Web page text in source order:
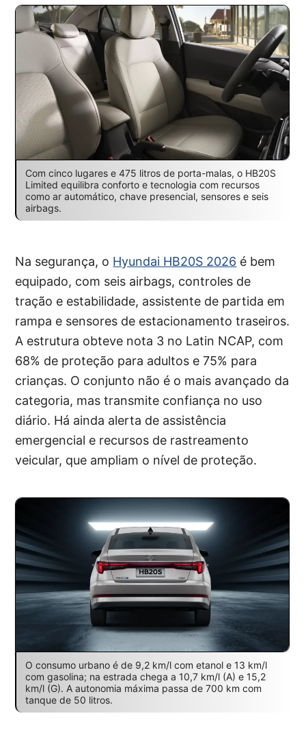
Com cinco lugares e 475 litros de porta-malas, o HB20S
Limited equilibra conforto e tecnologia com recursos
como ar automático, chave presencial, sensores e seis
airbags.
Na segurança, o Hyundai HB20S 2026 é bem
equipado, com seis airbags, controles de
tração e estabilidade, assistente de partida em
rampa e sensores de estacionamento traseiros.
A estrutura obteve nota 3 no Latin NCAP, com
68% de proteção para adultos e 75% para
crianças. O conjunto não é o mais avançado da
categoria, mas transmite confiança no uso
diário. Há ainda alerta de assistência
emergencial e recursos de rastreamento
veicular, que ampliam o nível de proteção.
O consumo urbano é de 9,2 km/l com etanol e 13 km/l
com gasolina; na estrada chega a 10,7 km/l (A) e 15,2
km/l (G). A autonomia máxima passa de 700 km com
tanque de 50 litros.